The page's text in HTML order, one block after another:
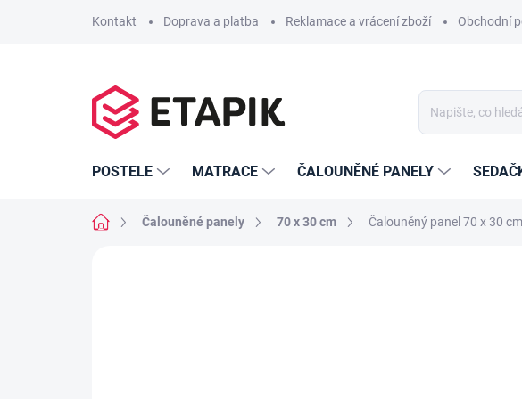
Kontakt Doprava a platba Reklamace a vrácení zboží Obchodní
POSTELE MATRACE ČALOUNĚNÉ PANELY
Domů Čalouněné panely 70 x 30 cm Čalouněný panel 70 x 30